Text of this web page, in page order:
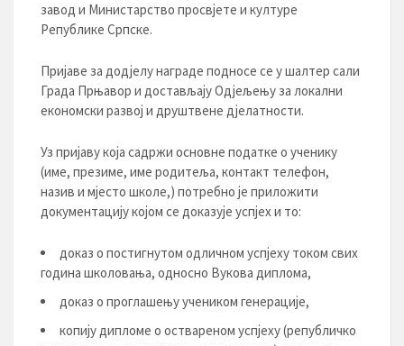
завод и Министарство просвјете и културе
Републике Српске.
Пријаве за додјелу награде подносе се у шалтер сали
Града Прњавор и достављају Одјељењу за локални
економски развој и друштвене дјелатности.
Уз пријаву која садржи основне податке о ученику
(име, презиме, име родитеља, контакт телефон,
назив и мјесто школе,) потребно је приложити
документацију којом се доказује успјех и то:
доказ о постигнутом одличном успјеху током свих
година школовања, односно Вукова диплома,
доказ о проглашењу учеником генерације,
копију дипломе о оствареном успјеху (републичко